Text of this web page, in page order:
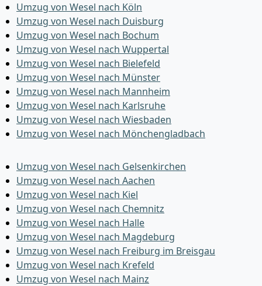
Umzug von Wesel nach Köln
Umzug von Wesel nach Duisburg
Umzug von Wesel nach Bochum
Umzug von Wesel nach Wuppertal
Umzug von Wesel nach Bielefeld
Umzug von Wesel nach Münster
Umzug von Wesel nach Mannheim
Umzug von Wesel nach Karlsruhe
Umzug von Wesel nach Wiesbaden
Umzug von Wesel nach Mönchen­gladbach
Umzug von Wesel nach Gelsenkirchen
Umzug von Wesel nach Aachen
Umzug von Wesel nach Kiel
Umzug von Wesel nach Chemnitz
Umzug von Wesel nach Halle
Umzug von Wesel nach Magdeburg
Umzug von Wesel nach Freiburg im Breisgau
Umzug von Wesel nach Krefeld
Umzug von Wesel nach Mainz